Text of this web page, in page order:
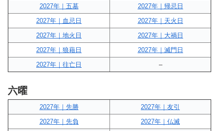
2027年｜五墓
2027年｜帰忌日
2027年｜血忌日
2027年｜天火日
2027年｜地火日
2027年｜大禍日
2027年｜狼藉日
2027年｜滅門日
2027年｜往亡日
–
六曜
2027年｜先勝
2027年｜友引
2027年｜先負
2027年｜仏滅